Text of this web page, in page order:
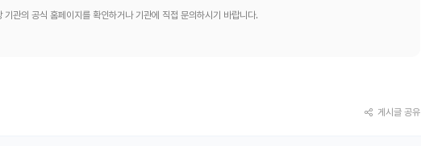
관의 공식 홈페이지를 확인하거나 기관에 직접 문의하시기 바랍니다.
게시글 공유